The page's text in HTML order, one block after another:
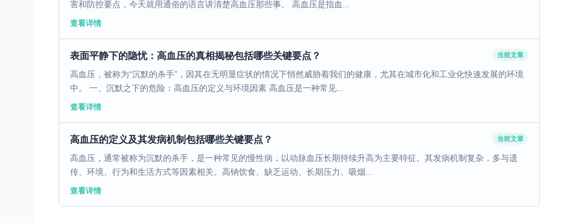
害和防控要点，今天就用通俗的语言讲清楚高血压那些事。 高血压是指血...
查看详情
表面平静下的隐忧：高血压的真相揭秘包括哪些关键要点？ 当前文章
高血压，被称为“沉默的杀手”，因其在无明显症状的情况下悄然威胁着我们的健康，尤其在城市化和工业化快速发展的环境
中。 一、沉默之下的危险：高血压的定义与环境因素 高血压是一种常见...
查看详情
高血压的定义及其发病机制包括哪些关键要点？ 当前文章
高血压，通常被称为沉默的杀手，是一种常见的慢性病，以动脉血压长期持续升高为主要特征。其发病机制复杂，多与遗
传、环境、行为和生活方式等因素相关。高钠饮食、缺乏运动、长期压力、吸烟...
查看详情